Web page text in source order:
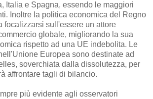
Italia e Spagna, essendo le maggiori
Inoltre la politica economica del Regno
focalizzarsi sull'essere un attore
globale, migliorando la sua
rispetto ad una UE indebolita. Le
Europea sono destinate ad
soverchiata dalla dissolutezza, per
affrontare tagli di bilancio.
più evidente agli osservatori